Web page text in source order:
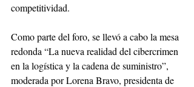
competitividad.
Como parte del foro, se llevó a cabo la mesa
redonda “La nueva realidad del cibercrimen
en la logística y la cadena de suministro”,
moderada por Lorena Bravo, presidenta de